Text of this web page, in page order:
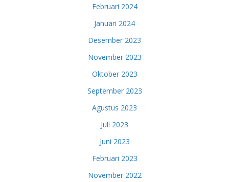
Februari 2024
Januari 2024
Desember 2023
November 2023
Oktober 2023
September 2023
Agustus 2023
Juli 2023
Juni 2023
Februari 2023
November 2022